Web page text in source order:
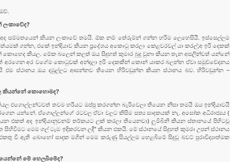
සම්මතයෙන් කියන ලංකාවේ තමයි. ඕක නම් තේරුම්න් ගන්න හරිම ලෙහෙසියි. ඉස්සෙල්ලම
ගන්න, එකේ ඉන්දියාව කියන ප්‍රදේශය අකොටු කරලා කෙළවරවල් යා කරල්;අ ඉරි දෙකක්
කොහෙද කියල. මේක බලෙන් කලත් ඔය සිදුහත් කුමාර බුදු වුනා කියන තැන අසලින්වත් යන්නේ
අරගෙන අර වගේම කොටුවක් අන්දලා ඉරි දෙකකින් කොන් යාකර බලන්න ඒවා සමුච්චේදනය
එම ස්ථානය ඔය දඹුල්ලට ආසන්නව තියෙන හිරිවඩුන්න කියන ස්ථානය බව. හිරිවඩුන්න –
කියන්නේ කොහොමද?
එගොල්ලන්ටවත් තවම හරියට ඔප්පු කරගන්න බැරිවෙලා තියෙන නිසා තමයි ඔය ඉන්දියාවයි
යන්නේ. ඒගොල්ලන්ගේ රටවල ඒවා වලට කිසිම සත්‍ය සාදකයක් නැ. අසෝක අධිරාජ්‍යය (
එකත් අද ඉන්දියානුවනම් තර්කයට ලක් කරලා තියෙනවා) ලුමිබිනි කියන ස්තානයේ පිහිටවූ
මෙම ගල් ටැඹ ඉදිකරවන ලදී” කියන එකයි. මේ ස්ථානයේ සිදුහත් කුමරා උපන් ස්ථානය
එකතු වී ඇති බොහෝ සාදක මගින් මෙම කරුණු සියල්ලම හෙළබිමේ සිදුවූ බවට් පුරාවිද්‍යාත්මක
මේ හෙලබිමේද?